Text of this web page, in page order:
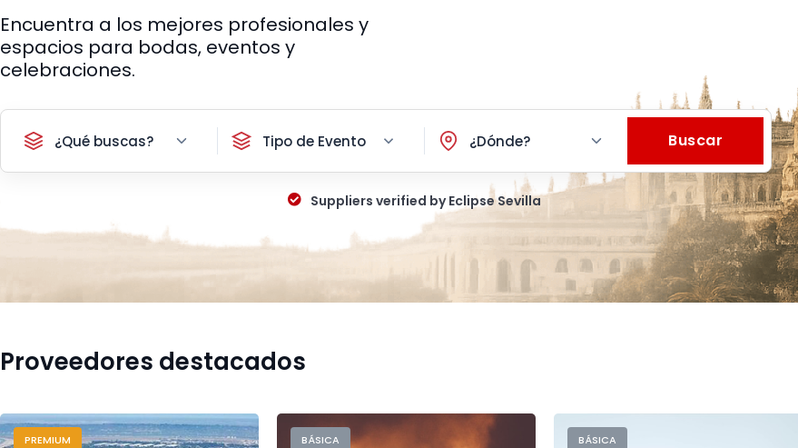
Encuentra a los mejores profesionales y
espacios para bodas, eventos y
celebraciones.
¿Qué buscas? Tipo de Evento ¿Dónde? Buscar
Suppliers verified by Eclipse Sevilla
Proveedores destacados
PREMIUM BÁSICA BÁSICA